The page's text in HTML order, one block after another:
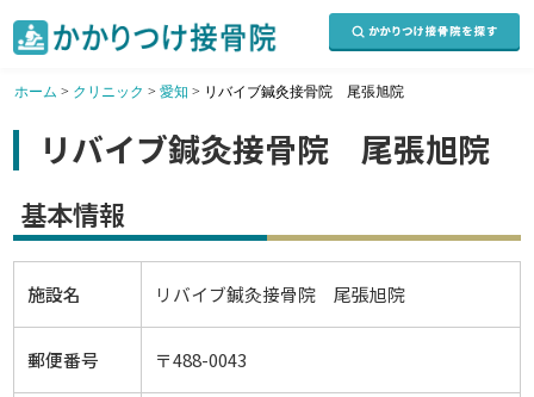
ホーム > クリニック > 愛知 > リバイブ鍼灸接骨院 尾張旭院
リバイブ鍼灸接骨院 尾張旭院
基本情報
施設名 リバイブ鍼灸接骨院 尾張旭院
郵便番号 〒488-0043